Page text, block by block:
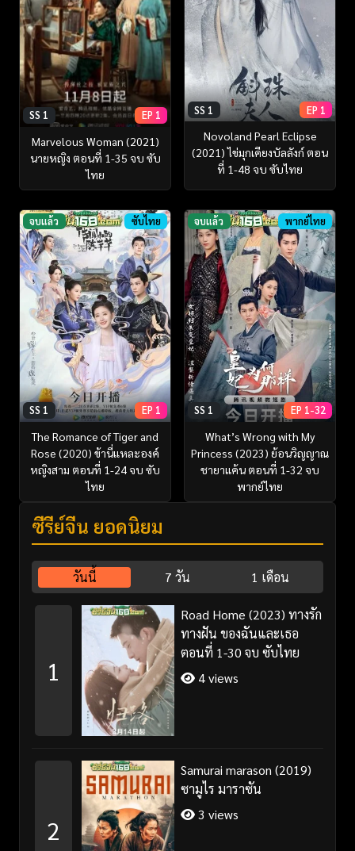
SS 1 EP 1
Marvelous Woman (2021)
นายหญิง ตอนที่ 1-35 จบ ซับ
ไทย
SS 1 EP 1
Novoland Pearl Eclipse
(2021) ไข่มุกเคียงบัลลังก์ ตอน
ที่ 1-48 จบ ซับไทย
จบแล้ว ซับไทย
SS 1 EP 1
The Romance of Tiger and
Rose (2020) ข้านี่เเหละองค์
หญิงสาม ตอนที่ 1-24 จบ ซับ
ไทย
จบแล้ว พากย์ไทย
SS 1 EP 1-32
What’s Wrong with My
Princess (2023) ย้อนวิญญาณ
ชายาแค้น ตอนที่ 1-32 จบ
พากย์ไทย
ซีรี่ย์จีน ยอดนิยม
วันนี้ 7 วัน 1 เดือน
1
Road Home (2023) ทางรัก
ทางฝัน ของฉันและเธอ
ตอนที่ 1-30 จบ ซับไทย
4 views
2
Samurai marason (2019)
ซามูไร มาราซัน
3 views